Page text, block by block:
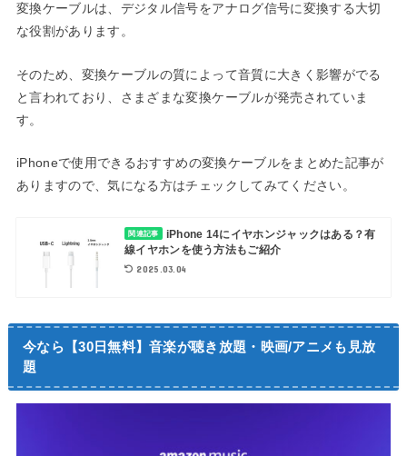
変換ケーブルは、デジタル信号をアナログ信号に変換する大切
な役割があります。
そのため、変換ケーブルの質によって音質に大きく影響がでる
と言われており、さまざまな変換ケーブルが発売されていま
す。
iPhoneで使用できるおすすめの変換ケーブルをまとめた記事が
ありますので、気になる方はチェックしてみてください。
関連記事
iPhone 14にイヤホンジャックはある？有
線イヤホンを使う方法もご紹介
2025.03.04
今なら【30日無料】音楽が聴き放題・映画/アニメも見放
題